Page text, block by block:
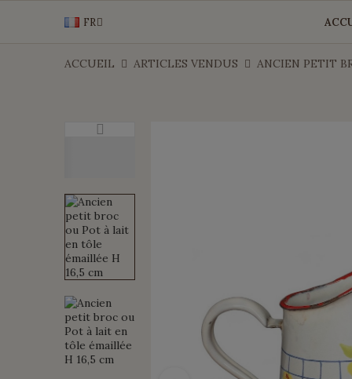
FR
ACCUEIL ARTICLES VENDUS ANCIEN PETIT